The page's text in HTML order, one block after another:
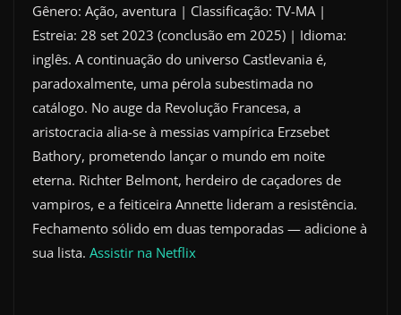
Gênero: Ação, aventura | Classificação: TV-MA |
Estreia: 28 set 2023 (conclusão em 2025) | Idioma:
inglês. A continuação do universo Castlevania é,
paradoxalmente, uma pérola subestimada no
catálogo. No auge da Revolução Francesa, a
aristocracia alia-se à messias vampírica Erzsebet
Bathory, prometendo lançar o mundo em noite
eterna. Richter Belmont, herdeiro de caçadores de
vampiros, e a feiticeira Annette lideram a resistência.
Fechamento sólido em duas temporadas — adicione à
sua lista. Assistir na Netflix